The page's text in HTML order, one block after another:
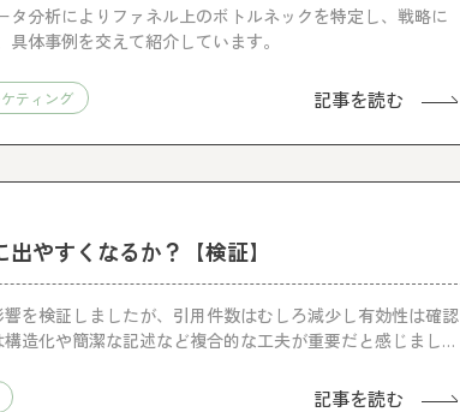
タ分析によりファネル上のボトルネックを特定し、戦略に
体事例を交えて紹介しています。
ティング 記事を読む
やすくなるか？【検証】
を検証しましたが、引用件数はむしろ減少し有効性は確認
造化や簡潔な記述など複合的な工夫が重要だと感じまし
記事を読む